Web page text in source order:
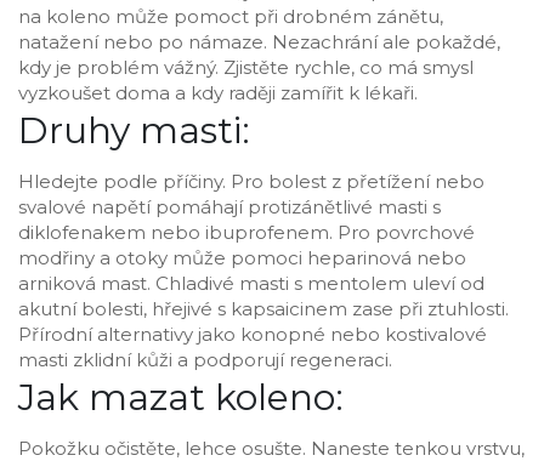
na koleno může pomoct při drobném zánětu,
natažení nebo po námaze. Nezachrání ale pokaždé,
kdy je problém vážný. Zjistěte rychle, co má smysl
vyzkoušet doma a kdy raději zamířit k lékaři.
Druhy masti:
Hledejte podle příčiny. Pro bolest z přetížení nebo
svalové napětí pomáhají protizánětlivé masti s
diklofenakem nebo ibuprofenem. Pro povrchové
modřiny a otoky může pomoci heparinová nebo
arniková mast. Chladivé masti s mentolem uleví od
akutní bolesti, hřejivé s kapsaicinem zase při ztuhlosti.
Přírodní alternativy jako konopné nebo kostivalové
masti zklidní kůži a podporují regeneraci.
Jak mazat koleno:
Pokožku očistěte, lehce osušte. Naneste tenkou vrstvu,